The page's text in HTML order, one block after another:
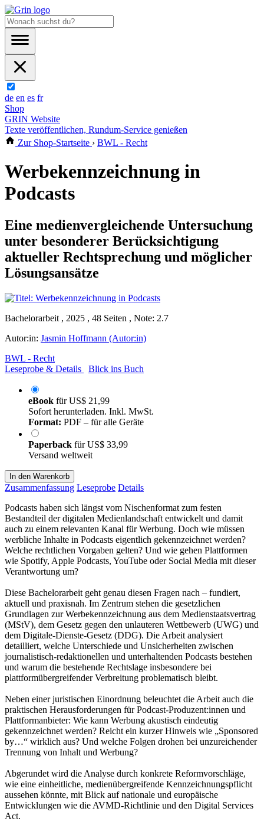
de en es fr
Shop
GRIN Website
Texte veröffentlichen, Rundum-Service genießen
Zur Shop-Startseite › BWL - Recht
Werbekennzeichnung in
Podcasts
Eine medienvergleichende Untersuchung
unter besonderer Berücksichtigung
aktueller Rechtsprechung und möglicher
Lösungsansätze
Bachelorarbeit , 2025 , 48 Seiten , Note: 2.7
Autor:in: Jasmin Hoffmann (Autor:in)
BWL - Recht
Leseprobe & Details
Blick ins Buch
eBook fürUS$ 21,99
Sofort herunterladen. Inkl. MwSt.
Format: PDF – für alle Geräte
Paperback fürUS$ 33,99
Versand weltweit
In den Warenkorb
Zusammenfassung Leseprobe Details
Podcasts haben sich längst vom Nischenformat zum festen
Bestandteil der digitalen Medienlandschaft entwickelt und damit
auch zu einem relevanten Kanal für Werbung. Doch wie müssen
werbliche Inhalte in Podcasts eigentlich gekennzeichnet werden?
Welche rechtlichen Vorgaben gelten? Und wie gehen Plattformen
wie Spotify, Apple Podcasts, YouTube oder Social Media mit dieser
Verantwortung um?
Diese Bachelorarbeit geht genau diesen Fragen nach – fundiert,
aktuell und praxisnah. Im Zentrum stehen die gesetzlichen
Grundlagen zur Werbekennzeichnung aus dem Medienstaatsvertrag
(MStV), dem Gesetz gegen den unlauteren Wettbewerb (UWG) und
dem Digitale-Dienste-Gesetz (DDG). Die Arbeit analysiert
detailliert, welche Unterschiede und Unsicherheiten zwischen
journalistisch-redaktionellen und unterhaltenden Podcasts bestehen
und warum die bestehende Rechtslage insbesondere bei
plattformübergreifender Verbreitung problematisch bleibt.
Neben einer juristischen Einordnung beleuchtet die Arbeit auch die
praktischen Herausforderungen für Podcast-Produzent:innen und
Plattformanbieter: Wie kann Werbung akustisch eindeutig
gekennzeichnet werden? Reicht ein kurzer Hinweis wie „Sponsored
by…“ wirklich aus? Und welche Folgen drohen bei unzureichender
Trennung von Inhalt und Werbung?
Abgerundet wird die Analyse durch konkrete Reformvorschläge,
wie eine einheitliche, medienübergreifende Kennzeichnungspflicht
aussehen könnte, mit Blick auf nationale und europäische
Entwicklungen wie die AVMD-Richtlinie und den Digital Services
Act.